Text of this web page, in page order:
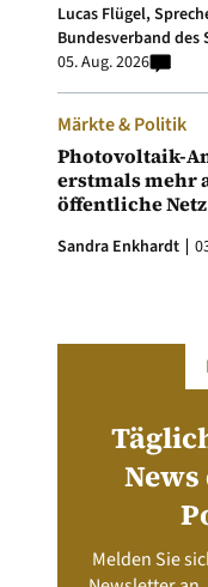
Lucas Flügel,
Bundesverband des
05. Aug. 2026
Märkte & Politik
Photovoltaik-
erstmals mehr
öffentliche
Sandra Enkhardt
Melden Sie